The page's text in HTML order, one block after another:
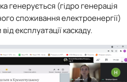
генерується (гідро генерація
споживання електроенергії)
експлуатації каскаду.